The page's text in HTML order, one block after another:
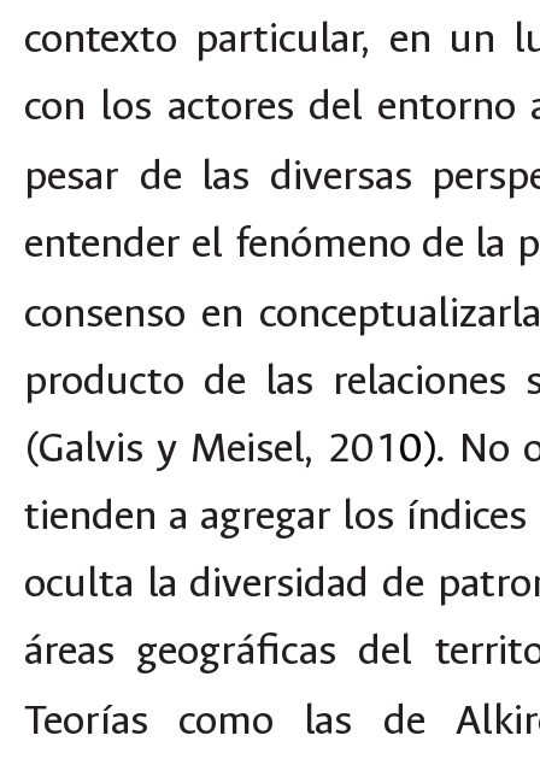
contexto particular, en un
con los actores del entorno
pesar de las diversas
entender el fenómeno de la
consenso en
producto de las relaciones
(Galvis y Meisel, 2010). No
tienden a agregar los
oculta la diversidad de
áreas geográficas del
Teorías como las de